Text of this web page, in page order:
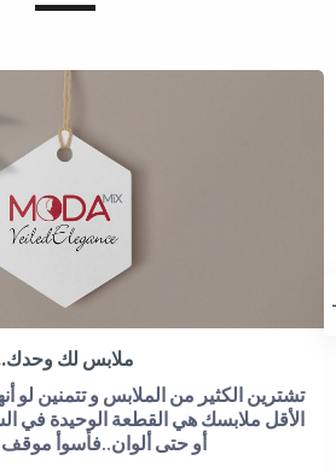
ملابس لك
تشترين الكثير من الملابس و تتمنين لو
الأقل ملابسك هي القطعة الوحيدة في
أو حتى ألوان..فأسوأ